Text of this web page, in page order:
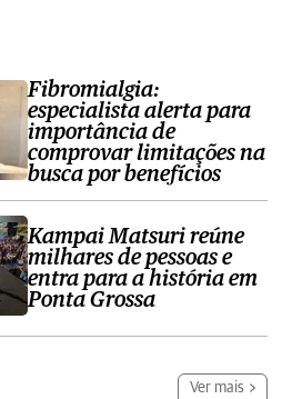
Fibromialgia:
especialista alerta para
importância de
comprovar limitações na
busca por benefícios
Kampai Matsuri reúne
milhares de pessoas e
entra para a história em
Ponta Grossa
Ver mais